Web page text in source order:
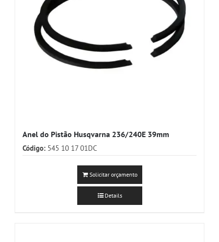
Anel do Pistão Husqvarna 236/240E 39mm
Código: 545 10 17 01DC
Solicitar orçamento
Details